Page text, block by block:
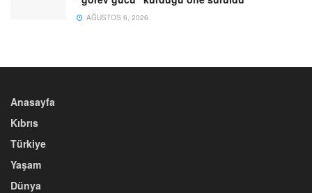
AĞUSTOS 6, 2026
Anasayfa
Kıbrıs
Türkiye
Yaşam
Dünya